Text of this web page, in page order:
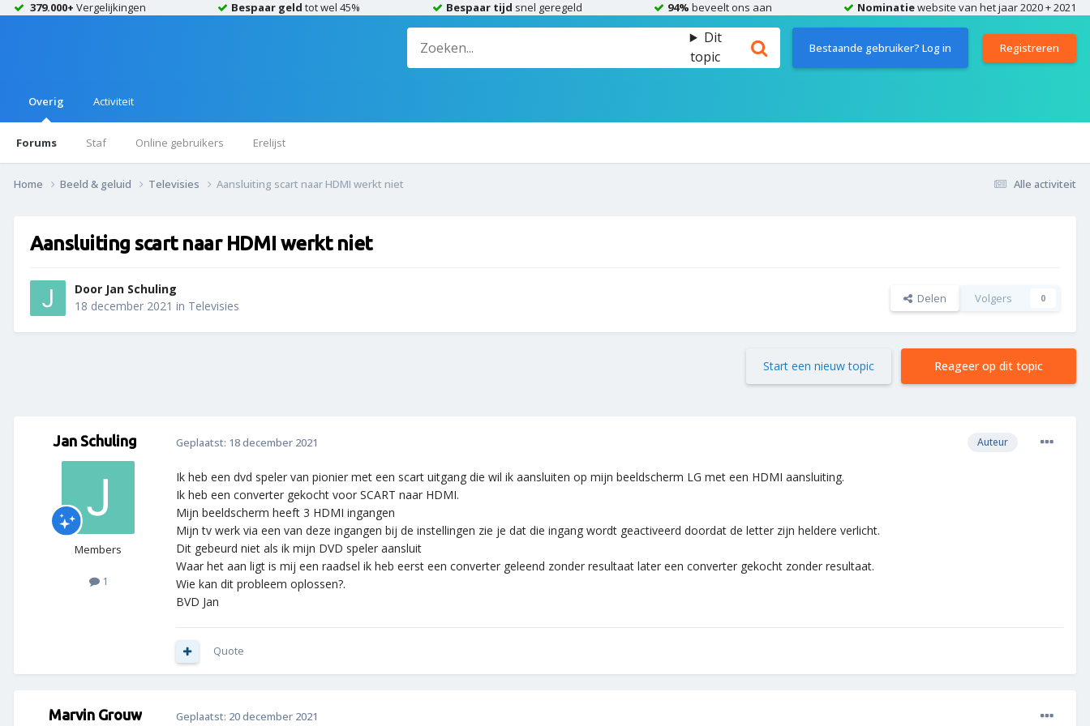
379.000+ Vergelijkingen Bespaar geld tot wel 45% Bespaar tijd snel geregeld 94% beveelt ons aan Nominatiewebsite van het jaar 2020 + 2021
Dit
topic
Bestaande gebruiker? Log in Registreren
Overig
Forums Staf Online gebruikers Erelijst
Activiteit
Alle activiteit
Home Beeld & geluid Televisies Aansluiting scart naar HDMI werkt niet
Aansluiting scart naar HDMI werkt niet
Door Jan Schuling
18 december 2021 in Televisies Delen Volgers 0
Reageer op dit topic
Start een nieuw topic
Jan Schuling
Members
1
Auteur
Geplaatst: 18 december 2021
Ik heb een dvd speler van pionier met een scart uitgang die wil ik aansluiten op mijn beeldscherm LG met een HDMI aansluiting.
Ik heb een converter gekocht voor SCART naar HDMI.
Mijn beeldscherm heeft 3 HDMI ingangen
Mijn tv werk via een van deze ingangen bij de instellingen zie je dat die ingang wordt geactiveerd doordat de letter zijn heldere verlicht.
Dit gebeurd niet als ik mijn DVD speler aansluit
Waar het aan ligt is mij een raadsel ik heb eerst een converter geleend zonder resultaat later een converter gekocht zonder resultaat.
Wie kan dit probleem oplossen?.
BVD Jan
Quote
Marvin Grouw Geplaatst: 20 december 2021